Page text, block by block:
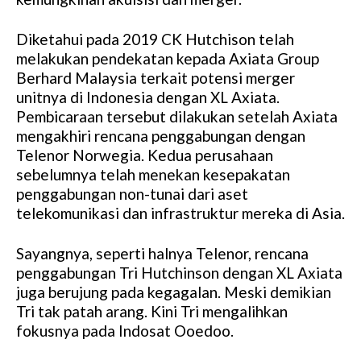
Diketahui pada 2019 CK Hutchison telah
melakukan pendekatan kepada Axiata Group
Berhard Malaysia terkait potensi merger
unitnya di Indonesia dengan XL Axiata.
Pembicaraan tersebut dilakukan setelah Axiata
mengakhiri rencana penggabungan dengan
Telenor Norwegia. Kedua perusahaan
sebelumnya telah menekan kesepakatan
penggabungan non-tunai dari aset
telekomunikasi dan infrastruktur mereka di Asia.
Sayangnya, seperti halnya Telenor, rencana
penggabungan Tri Hutchinson dengan XL Axiata
juga berujung pada kegagalan. Meski demikian
Tri tak patah arang. Kini Tri mengalihkan
fokusnya pada Indosat Ooedoo.